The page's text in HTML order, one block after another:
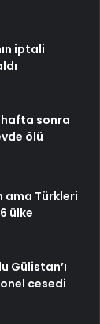
iptali
hafta sonra
ölü
ama Türkleri
ülke
Gülistan’ı
cesedi